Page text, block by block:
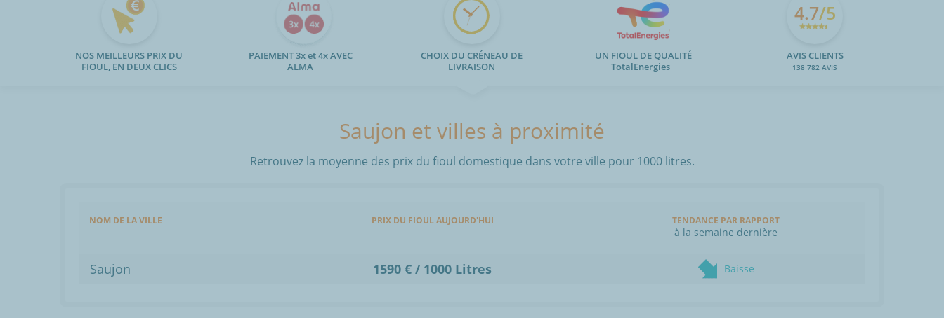
NOS MEILLEURS PRIX DU
FIOUL, EN DEUX CLICS
PAIEMENT 3x et 4x AVEC
ALMA
CHOIX DU CRÉNEAU DE
LIVRAISON
UN FIOUL DE QUALITÉ
TotalEnergies
4.7/5
AVIS CLIENTS
138 782 AVIS
Saujon et villes à proximité
Retrouvez la moyenne des prix du fioul domestique dans votre ville pour 1000 litres.
NOM DE LA VILLE PRIX DU FIOUL AUJOURD'HUI TENDANCE PAR RAPPORT
à la semaine dernière
Saujon 1590 € / 1000 Litres Baisse